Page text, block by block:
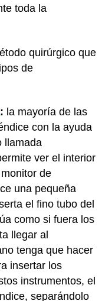
toda la
quirúrgico que
de
: la mayoría de las
con la ayuda
llamada
ver el interior
de
una pequeña
el fino tubo del
como si fuera los
llegar al
tenga que hacer
insertar los
instrumentos, el
separándolo